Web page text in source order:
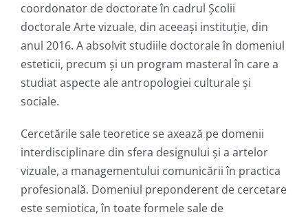
coordonator de doctorate în cadrul Şcolii
doctorale Arte vizuale, din aceeaşi instituţie, din
anul 2016. A absolvit studiile doctorale în domeniul
esteticii, precum şi un program masteral în care a
studiat aspecte ale antropologiei culturale şi
sociale.
Cercetările sale teoretice se axează pe domenii
interdisciplinare din sfera designului şi a artelor
vizuale, a managementului comunicării în practica
profesională. Domeniul preponderent de cercetare
este semiotica, în toate formele sale de